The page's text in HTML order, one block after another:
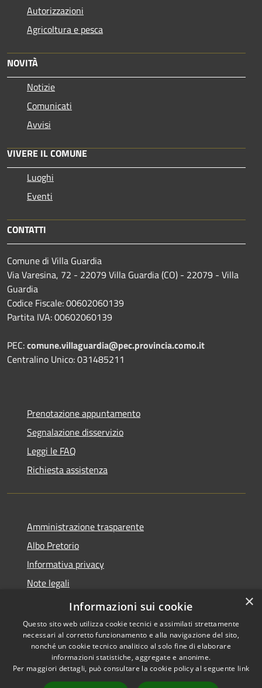
Autorizzazioni
Agricoltura e pesca
NOVITÀ
Notizie
Comunicati
Avvisi
VIVERE IL COMUNE
Luoghi
Eventi
CONTATTI
Comune di Villa Guardia
Via Varesina, 72 - 22079 Villa Guardia (CO) - 22079 - Villa
Guardia
Codice Fiscale: 00602060139
Partita IVA: 00602060139
PEC:comune.villaguardia@pec.provincia.como.it
Centralino Unico: 031485211
Prenotazione appuntamento
Segnalazione disservizio
Leggi le FAQ
Richiesta assistenza
Amministrazione trasparente
Albo Pretorio
Informativa privacy
Note legali
Dichiarazione di accessibilità
Accessibilità
Copyright © 2026 • Comune di
Villa Guardia • Powered by
×
Informazioni sui cookie
Questo sito web utilizza cookie tecnici e assimilati strettamente
necessari al corretto funzionamento e alla navigazione del sito,
nonché un cookie tecnico analitico al solo fine di elaborare
informazioni statistiche, aggregate e anonime.
Per maggiori dettagli, può consultare la cookie policy al seguente link